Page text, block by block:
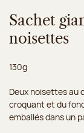
Sachet
noisettes
Poids net :
130g
Deux noisettes au
croquant et du
emballés dans un